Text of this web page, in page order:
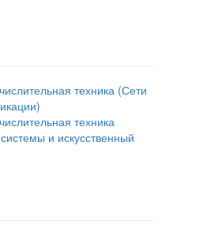
техника (Сети
техника
и искусственный